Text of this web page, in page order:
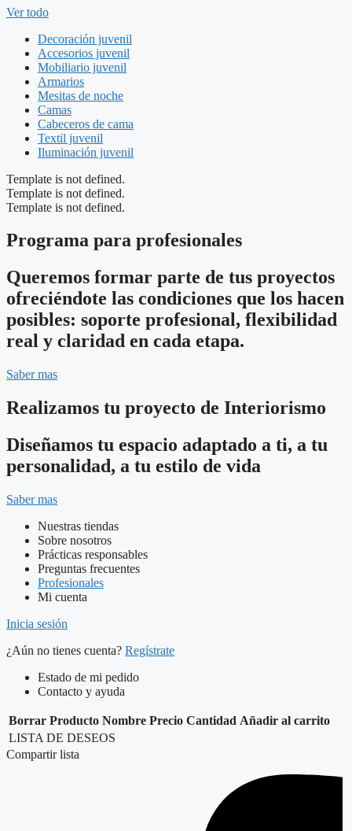
Ver todo
Decoración juvenil
Accesorios juvenil
Mobiliario juvenil
Armarios
Mesitas de noche
Camas
Cabeceros de cama
Textil juvenil
Iluminación juvenil
Template is not defined.
Template is not defined.
Template is not defined.
Programa para profesionales
Queremos formar parte de tus proyectos
ofreciéndote las condiciones que los hacen
posibles: soporte profesional, flexibilidad
real y claridad en cada etapa.
Saber mas
Realizamos tu proyecto de Interiorismo
Diseñamos tu espacio adaptado a ti, a tu
personalidad, a tu estilo de vida
Saber mas
Nuestras tiendas
Sobre nosotros
Prácticas responsables
Preguntas frecuentes
Profesionales
Mi cuenta
Inicia sesión
¿Aún no tienes cuenta? Regístrate
Estado de mi pedido
Contacto y ayuda
Borrar Producto Nombre Precio Cantidad Añadir al carrito
LISTA DE DESEOS
Compartir lista